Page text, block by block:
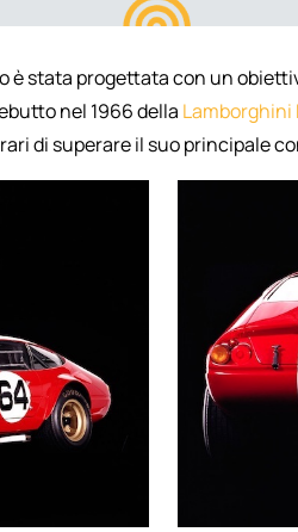
è stata progettata con un
nel 1966 della Lamborghini
di superare il suo principale